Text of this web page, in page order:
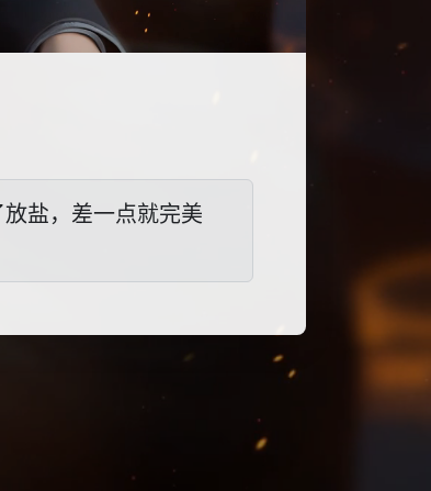
盐，差一点就完美